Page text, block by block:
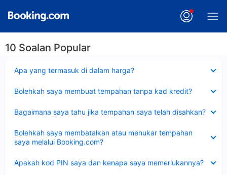
10 Soalan Popular
Apa yang termasuk di dalam harga?
Bolehkah saya membuat tempahan tanpa kad kredit?
Bagaimana saya tahu jika tempahan saya telah disahkan?
Bolehkah saya membatalkan atau menukar tempahan
saya melalui Booking.com?
Apakah kod PIN saya dan kenapa saya memerlukannya?